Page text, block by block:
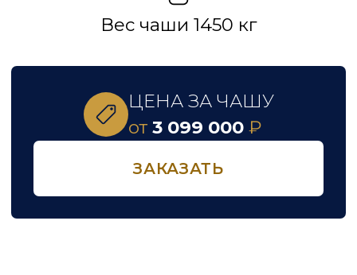
горизонтальные линии с изящно
изогнутыми дугами у основания,
новаторов, свободных и творческих
личностей, которые готовы
к экспериментам и обладают
нестандартным видением
и умением сочетать эксклюзивные
детали с классическим стилем
в области архитектуры